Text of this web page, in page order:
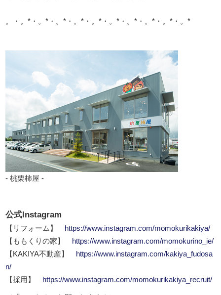
。・。*・。*・。*・。*・。*・。*・。*・。*・。*・。*
- 桃栗柿屋 -
公式Instagram
【リフォーム】
https://www.instagram.com/momokurikakiya/
【ももくりの家】
https://www.instagram.com/momokurino_ie/
【KAKIYA不動産】
https://www.instagram.com/kakiya_fudosa
n/
【採用】
https://www.instagram.com/momokurikakiya_recruit/